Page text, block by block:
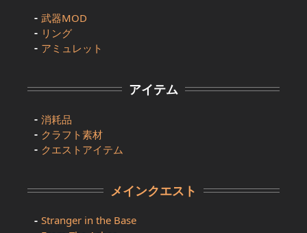
武器MOD
リング
アミュレット
アイテム
消耗品
クラフト素材
クエストアイテム
メインクエスト
Stranger in the Base